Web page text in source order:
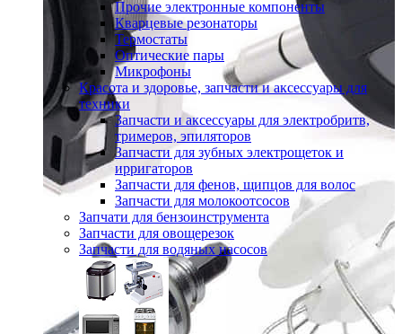
Прочие электронные компоненты
Кварцевые резонаторы
Термостаты
Оптические пары
Микрофоны
Красота и здоровье, запчасти и аксессуары для
техники
Запчасти и аксессуары для электробритв,
тримеров, эпиляторов
Запчасти для зубных электрощеток и
ирригаторов
Запчасти для фенов, щипцов для волос
Запчасти для молокоотсосов
Запчати для бензоинструмента
Запчасти для овощерезок
Запчасти для водяных насосов